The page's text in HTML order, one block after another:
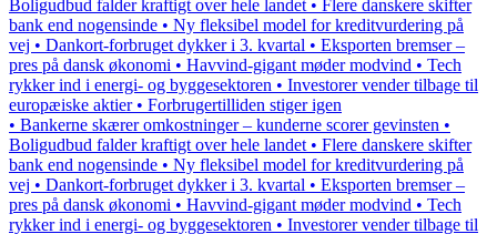
Boligudbud falder kraftigt over hele landet • Flere danskere skifter
bank end nogensinde • Ny fleksibel model for kreditvurdering på
vej • Dankort-forbruget dykker i 3. kvartal • Eksporten bremser –
pres på dansk økonomi • Havvind-gigant møder modvind • Tech
rykker ind i energi- og byggesektoren • Investorer vender tilbage til
europæiske aktier • Forbrugertilliden stiger igen
• Bankerne skærer omkostninger – kunderne scorer gevinsten •
Boligudbud falder kraftigt over hele landet • Flere danskere skifter
bank end nogensinde • Ny fleksibel model for kreditvurdering på
vej • Dankort-forbruget dykker i 3. kvartal • Eksporten bremser –
pres på dansk økonomi • Havvind-gigant møder modvind • Tech
rykker ind i energi- og byggesektoren • Investorer vender tilbage til